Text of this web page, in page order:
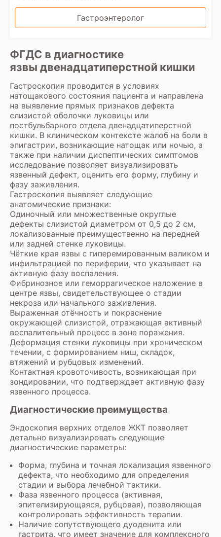
Гастроэнтеролог
ФГДС в диагностике
язвы двенадцатиперстной кишки
Гастроскопия проводится в условиях
натощакового состояния пациента и направлена
на выявление прямых признаков дефекта
слизистой оболочки луковицы или
постбульбарного отдела двенадцатиперстной
кишки. В клиническом контексте жалоб на боли в
эпигастрии, возникающие натощак или ночью, а
также при наличии диспептических симптомов
исследование позволяет визуализировать
язвенный дефект, оценить его форму, глубину и
фазу заживления.
Гастроскопия выявляет следующие
анатомические признаки:
Одиночный или множественные округлые
дефекты слизистой диаметром от 0,5 до 2 см,
локализованные преимущественно на передней
или задней стенке луковицы.
Чёткие края язвы с гиперемированным валиком и
инфильтрацией по периферии, что указывает на
активную фазу воспаления.
Фибринозное или геморрагическое наложение в
центре язвы, свидетельствующее о стадии
некроза или начального заживления.
Выраженная отёчность и покраснение
окружающей слизистой, отражающая активный
воспалительный процесс в зоне поражения.
Деформация стенки луковицы при хроническом
течении, с формированием ниш, складок,
втяжений и рубцовых изменений.
Контактная кровоточивость, возникающая при
зондировании, что подтверждает активную фазу
язвенного процесса.
Диагностические преимущества
Эндоскопия верхних отделов ЖКТ позволяет
детально визуализировать следующие
диагностические параметры:
Форма, глубина и точная локализация язвенного
дефекта, что необходимо для определения
стадии и выбора лечебной тактики.
Фаза язвенного процесса (активная,
эпителизирующаяся, рубцовая), позволяющая
контролировать эффективность терапии.
Наличие сопутствующего дуоденита или
гастрита, что имеет значение для комплексного